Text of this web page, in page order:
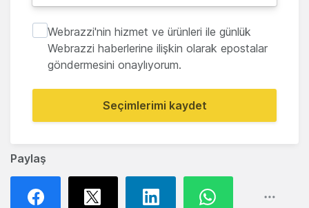
Paylaş
Webrazzi'nin hizmet ve ürünleri ile günlük
Webrazzi haberlerine ilişkin olarak epostalar
göndermesini onaylıyorum.
Seçimlerimi kaydet